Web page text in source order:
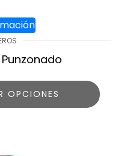
OPCIONES